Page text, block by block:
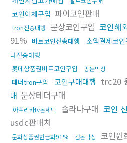
코인이체구입 파이코인판매
tron전송대행 문상코인구입 코인해
91% 비트코인전송대행 소액결제코인
나전송대행
롯데상품권비트코인구입
핑돈믹싱
테더tron구입 코인구매대행 trc20
매 문상테더구매
아프리카tv돈세탁 솔라나구매 코인
usdc판매처
문화상품권현금화91% 검돈믹싱 코인원